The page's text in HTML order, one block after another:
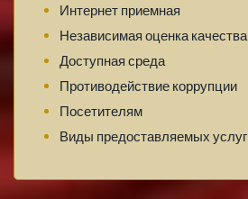
Интернет приемная
Независимая оценка качества
Доступная среда
Противодействие коррупции
Посетителям
Виды предоставляемых услуг